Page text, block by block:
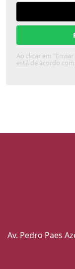
Ao clicar em
está de acordo
Av. Pedro Paes